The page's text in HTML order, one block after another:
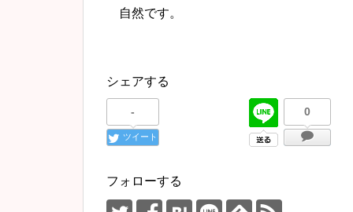
自然です。
シェアする
-
ツイート
0
フォローする